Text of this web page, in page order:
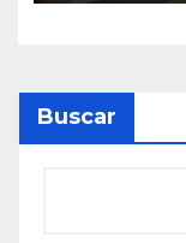
Buscar